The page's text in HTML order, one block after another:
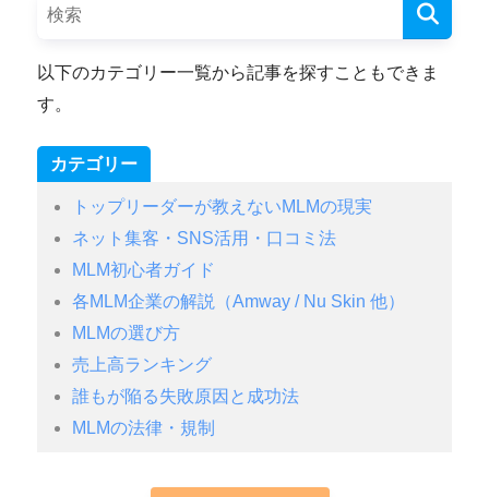
以下のカテゴリー一覧から記事を探すこともできま
す。
カテゴリー
トップリーダーが教えないMLMの現実
ネット集客・SNS活用・口コミ法
MLM初心者ガイド
各MLM企業の解説（Amway / Nu Skin 他）
MLMの選び方
売上高ランキング
誰もが陥る失敗原因と成功法
MLMの法律・規制